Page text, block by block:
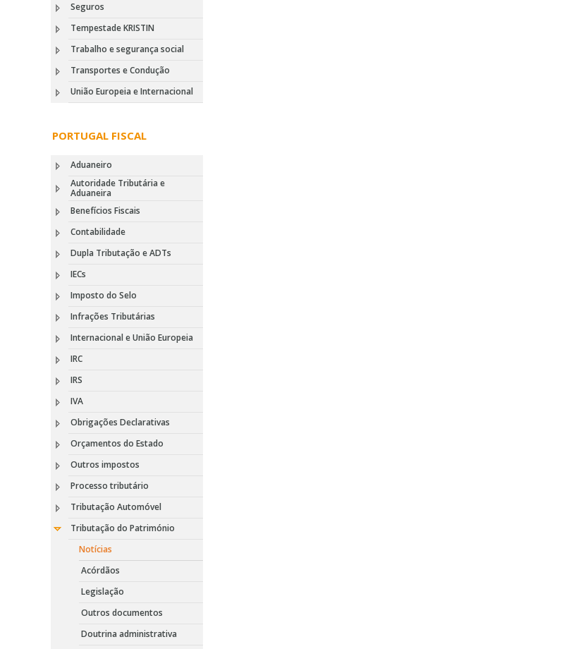
Seguros
Tempestade KRISTIN
Trabalho e segurança social
Transportes e Condução
União Europeia e Internacional
PORTUGAL FISCAL
Aduaneiro
Autoridade Tributária e
Aduaneira
Benefícios Fiscais
Contabilidade
Dupla Tributação e ADTs
IECs
Imposto do Selo
Infrações Tributárias
Internacional e União Europeia
IRC
IRS
IVA
Obrigações Declarativas
Orçamentos do Estado
Outros impostos
Processo tributário
Tributação Automóvel
Tributação do Património
Notícias
Acórdãos
Legislação
Outros documentos
Doutrina administrativa